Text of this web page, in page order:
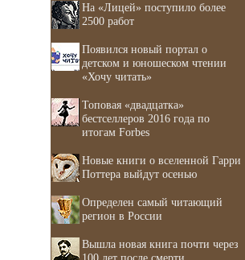
На «Лицей» поступило более
2500 работ
Появился новый портал о
детском и юношеском чтении
«Хочу читать»
Топовая «двадцатка»
бестселлеров 2016 года по
итогам Forbes
Новые книги о вселенной Гарри
Поттера выйдут осенью
Определен самый читающий
регион в России
Вышла новая книга почти через